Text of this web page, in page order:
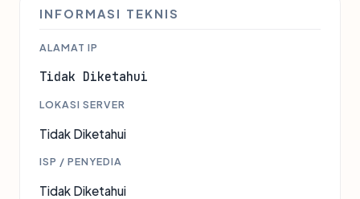
INFORMASI TEKNIS
ALAMAT IP
Tidak Diketahui
LOKASI SERVER
Tidak Diketahui
ISP / PENYEDIA
Tidak Diketahui